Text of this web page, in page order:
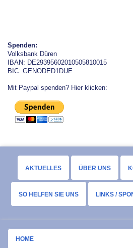
Spenden:
Volksbank Düren
IBAN: DE29395602010505810015
BIC: GENODED1DUE
Mit Paypal spenden? Hier klicken:
AKTUELLES ÜBER UNS
SO HELFEN SIE UNS LINKS /
HOME